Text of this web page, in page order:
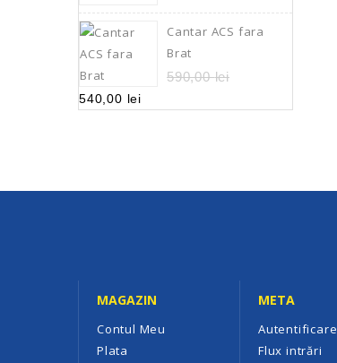
Cantar ACS fara
Brat
590,00lei
540,00 lei
MAGAZIN
Contul Meu
Plata
META
Autentificare
Flux intrări